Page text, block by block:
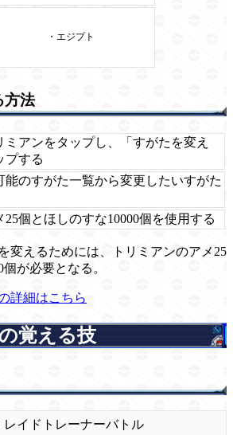
・エジプト
方法
ミアンをタップし、「すがたを変え
プする
能のすがた一覧から変更したいすがた
25個とほしのすな10000個を使用する
変えるためには、トリミアンのアメ25
が必要となる。
詳細はこちら
覚える技
レイド トレーナーバトル